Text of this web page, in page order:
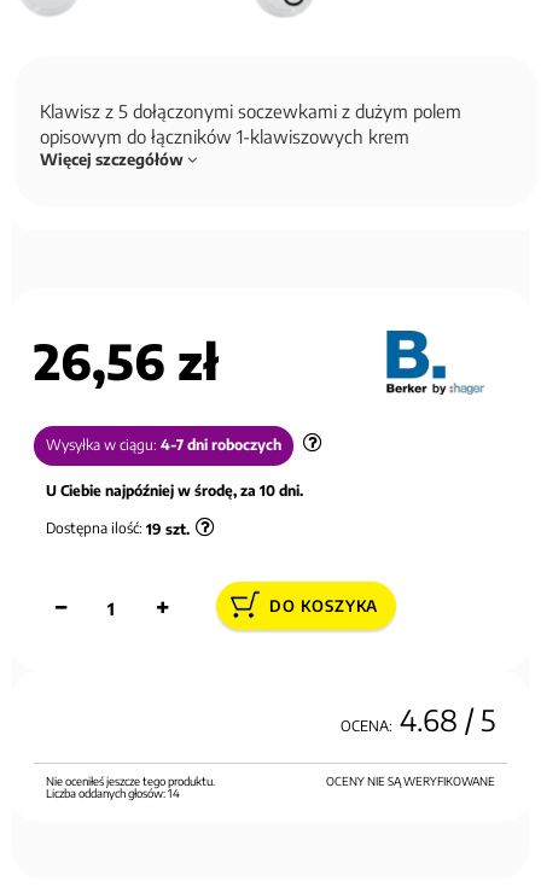
Klawisz z 5 dołączonymi soczewkami z dużym polem
opisowym do łączników 1-klawiszowych krem
Więcej szczegółów
26,56 zł
Wysyłka w ciągu: 4-7 dni roboczych
U Ciebie najpóźniej w środę, za 10 dni.
Dostępna ilość: 19 szt.
DO KOSZYKA
OCENA: 4.68 / 5
OCENY NIE SĄ WERYFIKOWANE
Nie oceniłeś jeszcze tego produktu.
Liczba oddanych głosów:14